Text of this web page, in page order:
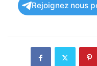
Rejoignez nous